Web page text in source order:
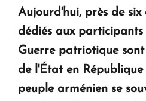
Aujourd'hui, près de six
dédiés aux
Guerre patriotique
de l'État en République
peuple arménien se